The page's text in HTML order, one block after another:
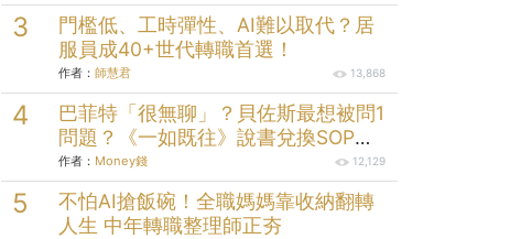
門檻低、工時彈性、AI難以取代？居
服員成40+世代轉職首選！
作者： 師慧君 13,868
巴菲特「很無聊」？貝佐斯最想被問1
問題？《一如既往》說書兌換SOP一
秒免費領：破解23條人性案例
作者： Money錢 12,129
不怕AI搶飯碗！全職媽媽靠收納翻轉
人生 中年轉職整理師正夯